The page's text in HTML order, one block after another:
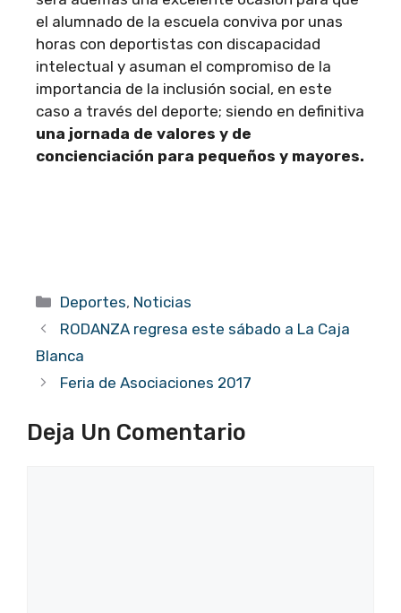
el alumnado de la escuela conviva por unas
horas con deportistas con discapacidad
intelectual y asuman el compromiso de la
importancia de la inclusión social, en este
caso a través del deporte; siendo en definitiva
una jornada de valores y de
concienciación para pequeños y mayores.
Categorías
Deportes, Noticias
RODANZA regresa este sábado a La Caja
Blanca
Feria de Asociaciones 2017
Deja Un Comentario